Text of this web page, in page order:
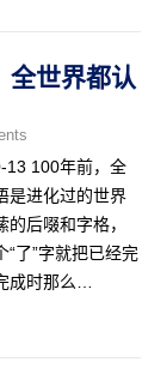
全世界都认
13 100年前，全
是进化过的世界
后啜和字格，
了”字就把已经完
成时那么…